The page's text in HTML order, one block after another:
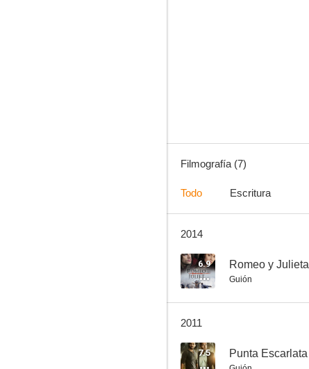
Filmografía (7)
Todo Escritura
2014
6.9 Romeo y Julieta
Guión
2011
7.5 Punta Escarlata